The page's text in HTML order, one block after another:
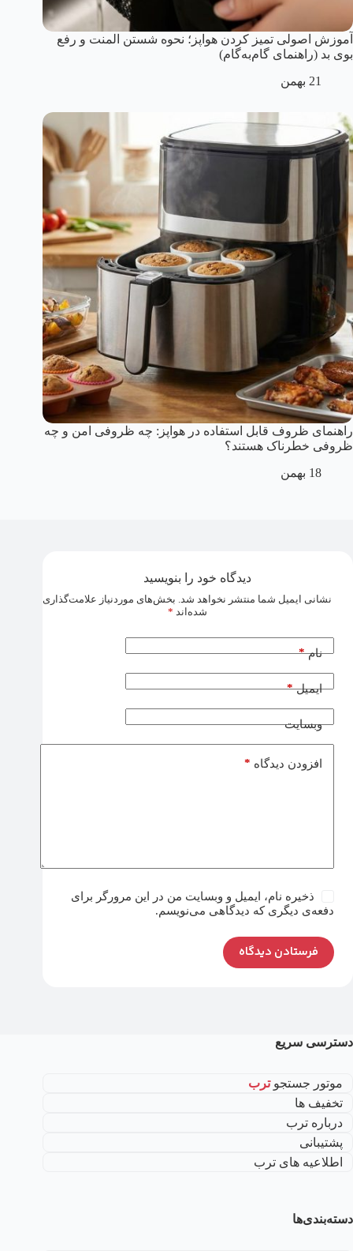
آموزش اصولی تمیز کردن هواپز؛ نحوه شستن المنت و رفع
بوی بد (راهنمای گام‌به‌گام)
21 بهمن
راهنمای ظروف قابل استفاده در هواپز: چه ظروفی امن و چه
ظروفی خطرناک هستند؟
18 بهمن
دیدگاه خود را بنویسید
نشانی ایمیل شما منتشر نخواهد شد. بخش‌های موردنیاز علامت‌گذاری
شده‌اند *
نام*
ایمیل*
وبسایت
افزودن دیدگاه *
ذخیره نام، ایمیل و وبسایت من در این مرورگر برای
دفعه‌ی دیگری که دیدگاهی می‌نویسم.
فرستادن دیدگاه
دسترسی سریع
موتور جستجوترب
تخفیف ها
درباره ترب
پشتیبانی
اطلاعیه های ترب
دسته‌بندی‌ها